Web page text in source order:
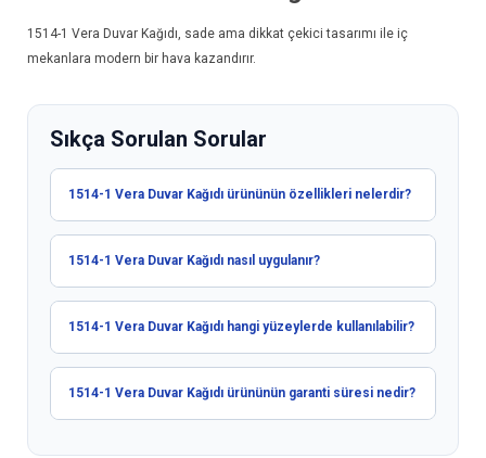
1514-1 Vera Duvar Kağıdı , sade ama dikkat çekici tasarımı ile iç
mekanlara modern bir hava kazandırır.
Sıkça Sorulan Sorular
1514-1 Vera Duvar Kağıdı ürününün özellikleri nelerdir?
1514-1 Vera Duvar Kağıdı nasıl uygulanır?
1514-1 Vera Duvar Kağıdı hangi yüzeylerde kullanılabilir?
1514-1 Vera Duvar Kağıdı ürününün garanti süresi nedir?